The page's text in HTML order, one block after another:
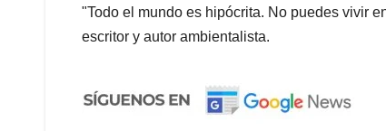
"Todo el mundo es hipócrita. No puedes vivir
escritor y autor ambientalista.